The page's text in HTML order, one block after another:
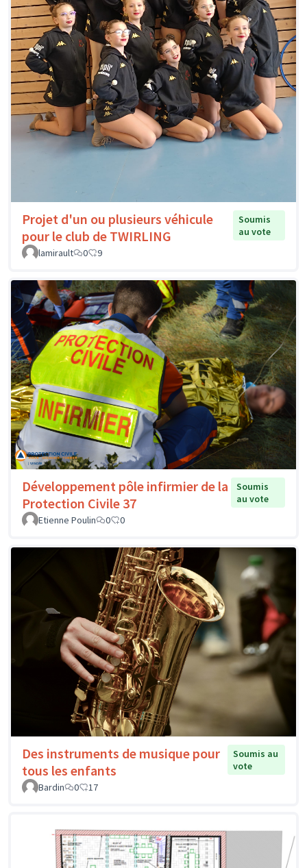
Projet d'un ou plusieurs véhicule
pour le club de TWIRLING
Soumis
au vote
lamirault
0 9
Développement pôle infirmier de la
Protection Civile 37
Soumis
au vote
Etienne Poulin
0 0
Des instruments de musique pour
tous les enfants
Soumis au
vote
Bardin
0 17